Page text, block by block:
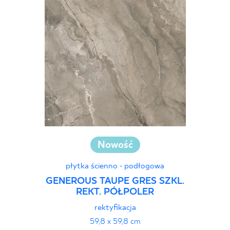
Nowość
płytka ścienno - podłogowa
GENEROUS TAUPE GRES SZKL.
REKT. PÓŁPOLER
rektyfikacja
59,8 x 59,8 cm